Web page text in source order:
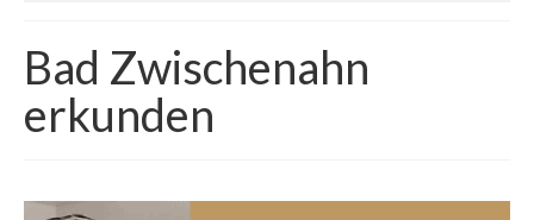
Lindlar skizziert
Interviews mit Sketchers
Bad Zwischenahn
erkunden